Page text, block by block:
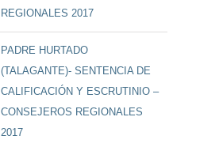
REGIONALES 2017
PADRE HURTADO
(TALAGANTE)- SENTENCIA DE
CALIFICACIÓN Y ESCRUTINIO –
CONSEJEROS REGIONALES
2017